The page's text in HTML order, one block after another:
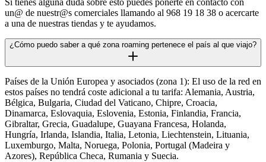
Si tienes alguna duda sobre esto puedes ponerte en contacto con
un@ de nuestr@s comerciales llamando al 968 19 18 38 o acercarte
a una de nuestras tiendas y te ayudamos.
¿Cómo puedo saber a qué zona roaming pertenece el país al que viajo?
Países de la Unión Europea y asociados (zona 1): El uso de la red en
estos países no tendrá coste adicional a tu tarifa: Alemania, Austria,
Bélgica, Bulgaria, Ciudad del Vaticano, Chipre, Croacia,
Dinamarca, Eslovaquia, Eslovenia, Estonia, Finlandia, Francia,
Gibraltar, Grecia, Guadalupe, Guayana Francesa, Holanda,
Hungría, Irlanda, Islandia, Italia, Letonia, Liechtenstein, Lituania,
Luxemburgo, Malta, Noruega, Polonia, Portugal (Madeira y
Azores), República Checa, Rumania y Suecia.